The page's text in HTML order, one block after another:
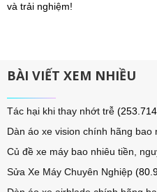
và trải nghiệm!
BÀI VIẾT XEM NHIỀU
Tác hại khi thay nhớt trễ
Dàn áo xe vision chính hãng bao
Củ đề xe máy bao nhiêu tiền,
Sửa Xe Máy Chuyên Nghiệp